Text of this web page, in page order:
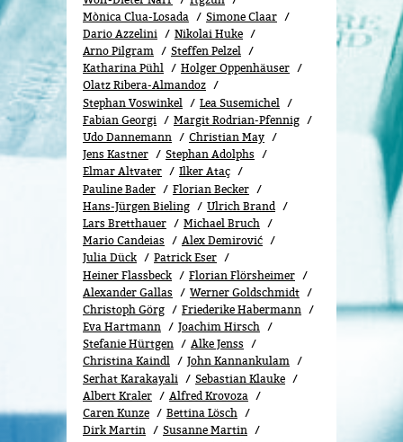
Mònica Clua-Losada
Simone Claar
Dario Azzelini
Nikolai Huke
Arno Pilgram
Steffen Pelzel
Katharina Pühl
Holger Oppenhäuser
Olatz Ribera-Almandoz
Stephan Voswinkel
Lea Susemichel
Fabian Georgi
Margit Rodrian-Pfennig
Udo Dannemann
Christian May
Jens Kastner
Stephan Adolphs
Elmar Altvater
Ilker Ataç
Pauline Bader
Florian Becker
Hans-Jürgen Bieling
Ulrich Brand
Lars Bretthauer
Michael Bruch
Mario Candeias
Alex Demirović
Julia Dück
Patrick Eser
Heiner Flassbeck
Florian Flörsheimer
Alexander Gallas
Werner Goldschmidt
Christoph Görg
Friederike Habermann
Eva Hartmann
Joachim Hirsch
Stefanie Hürtgen
Alke Jenss
Christina Kaindl
John Kannankulam
Serhat Karakayali
Sebastian Klauke
Albert Kraler
Alfred Krovoza
Caren Kunze
Bettina Lösch
Dirk Martin
Susanne Martin